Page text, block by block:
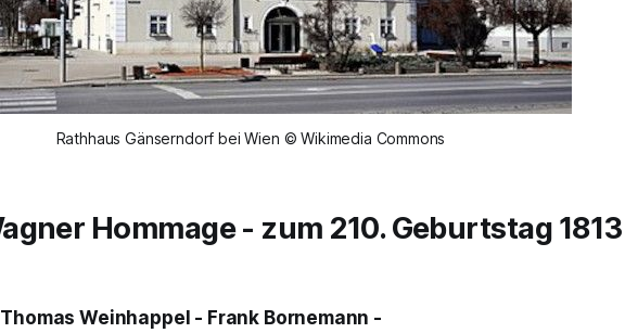
Rathhaus Gänserndorf bei Wien © Wikimedia Commons
Hommage - zum 210. Geburtstag 1813
Weinhappel - Frank Bornemann -